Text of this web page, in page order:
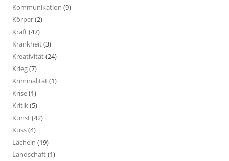
Kommunikation (9)
Körper(2)
Kraft(47)
Krankheit(3)
Kreativität(24)
Krieg(7)
Kriminalität(1)
Krise(1)
Kritik(5)
Kunst(42)
Kuss(4)
Lächeln (19)
Landschaft(1)